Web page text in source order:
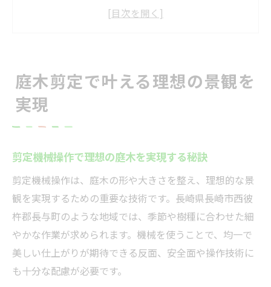
丁寧な剪定が庭木の魅力を最大限に高める
プロの剪定機械操作がもたらす安心感
夫
み
庭木剪定で重視したい安全対策のポイント
信頼できる剪定業者選びの安心ポイント紹
介
剪定で悩むなら知っておきたい安全管理
庭木剪定で叶える理想の景観を
実現
剪定機械操作で理想の庭木を実現する秘訣
剪定機械操作は、庭木の形や大きさを整え、理想的な景
観を実現するための重要な技術です。長崎県長崎市西彼
杵郡長与町のような地域では、季節や樹種に合わせた細
やかな作業が求められます。機械を使うことで、均一で
美しい仕上がりが期待できる反面、安全面や操作技術に
も十分な配慮が必要です。